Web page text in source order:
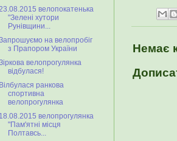
Немає
велопокатенька
"Зелені хутори
Рунівщини...
на велопробіг
з Прапором України
велопрогулянка
відбулася!
Вілбулася ранкова
спортивна
велопрогулянка
18.08.2015 велопрогулянка
"Пам'ятні місця
Полтавсь...